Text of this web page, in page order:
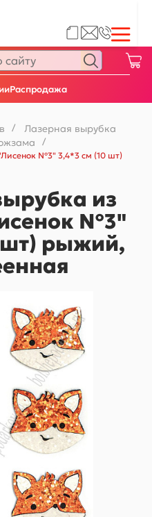
Распродажа
/ Лазерная вырубка
/
№3" 3,4*3 см (10 шт)
из
№3"
шт) рыжий,